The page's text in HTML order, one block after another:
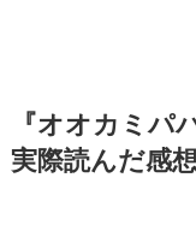
『オオカミパ
実際読んだ感